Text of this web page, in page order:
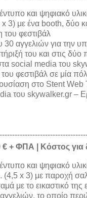
και ψηφιακό
3) με ένα booth, δύο
του φεστιβάλ
30 αγγελιών για την
του και στις δύο
social media του
φεστιβάλ σε μία
στο Stent Web
του skywalker.gr –
€ + ΦΠΑ | Κόστος
και ψηφιακό
(4,5 x 3) με παροχή
με το εικαστικό της
το οποίο